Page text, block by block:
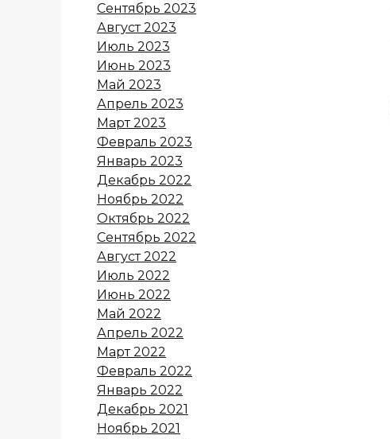
Сентябрь 2023
Август 2023
Июль 2023
Июнь 2023
Май 2023
Апрель 2023
Март 2023
Февраль 2023
Январь 2023
Декабрь 2022
Ноябрь 2022
Октябрь 2022
Сентябрь 2022
Август 2022
Июль 2022
Июнь 2022
Май 2022
Апрель 2022
Март 2022
Февраль 2022
Январь 2022
Декабрь 2021
Ноябрь 2021